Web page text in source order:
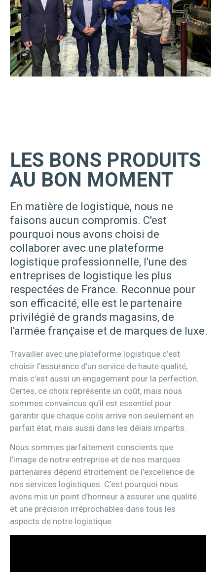
LES BONS PRODUITS
AU BON MOMENT
En matière de logistique, nous ne
faisons aucun compromis. C'est
pourquoi nous avons choisi de
collaborer avec une plateforme
logistique professionnelle, l'une des
entreprises de logistique les plus
respectées de France. Reconnue pour
son efficacité, elle est le partenaire
privilégié de grands magasins, de
l'armée française et de marques de luxe.
Travailler avec une plateforme logistique c’est
choisir l’assurance d’un service de haute qualité,
mais c’est aussi un engagement pour la perfection.
Certes, ce choix représente un coût, mais nous
sommes convaincus qu’il est essentiel pour
garantir que chaque colis arrive non seulement en
parfait état, mais aussi dans les délais impartis.
Nous sommes parfaitement conscients que
l’image de notre entreprise et de nos marques
partenaires dépend étroitement de l’excellence de
nos services logistiques. C’est pourquoi nous
avons mis un point d’honneur à assurer une qualité
et une précision irréprochables dans tous les
aspects de notre logistique.